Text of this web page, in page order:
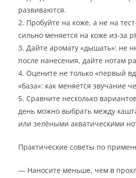
развиваются.
2. Пробуйте на коже, а не на
сильно меняется на коже из-за
3. Дайте аромату «дышать»: не
после нанесения, дайте нотам
4. Оцените не только «первый
«база»: как меняется звучание
5. Сравните несколько
день можно выбрать между
или зелёными акватическими
Практические советы по
— Наносите меньше, чем в